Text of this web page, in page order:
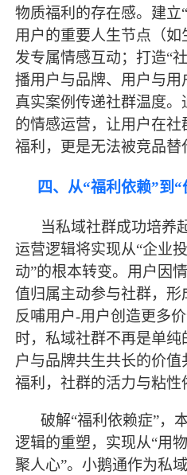
物质福利的存在感。建立
用户的重要人生节点（
发专属情感互动；打造“
播用户与品牌、用户与用
真实案例传递社群温度。
的情感运营，让用户在
福利，更是无法被竞品替
四、从“福利依赖”到
当私域社群成功培养
运营逻辑将实现从“企业
动”的根本转变。用户因
值归属主动参与社群，形
反哺用户-用户创造更多
时，私域社群不再是单纯
户与品牌共生共长的价
福利，社群的活力与粘性
破解“福利依赖症”，
逻辑的重塑，实现从“用
聚人心”。小鹅通作为私